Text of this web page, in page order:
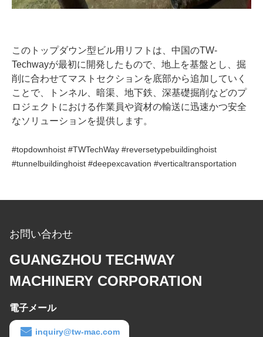
このトップダウン型ビル用リフトは、中国のTW-
Techwayが最初に開発したもので、地上を基盤とし、掘
削に合わせてマストセクションを底部から追加していく
ことで、トンネル、暗渠、地下鉄、深基礎掘削などのプ
ロジェクトにおける作業員や資材の輸送に迅速かつ安全
なソリューションを提供します。
#topdownhoist #TWTechWay #reversetypebuildinghoist
#tunnelbuildinghoist #deepexcavation #verticaltransportation
お問い合わせ
GUANGZHOU TECHWAY
MACHINERY CORPORATION
電子メール
inquiry@tw-mac.com